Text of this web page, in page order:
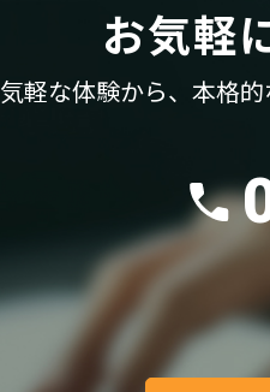
お気軽
気軽な体験から、 本格